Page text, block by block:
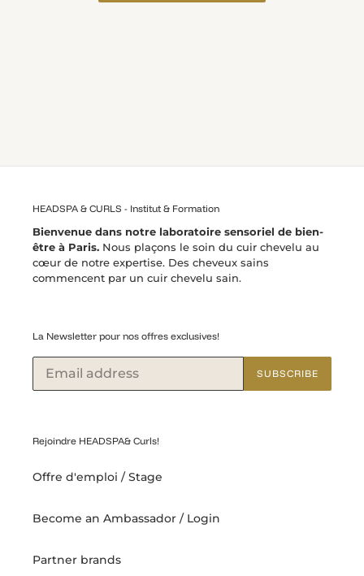
HEADSPA & CURLS - Institut & Formation
Bienvenue dans notre laboratoire sensoriel de bien-
être à Paris. Nous plaçons le soin du cuir chevelu au
cœur de notre expertise. Des cheveux sains
commencent par un cuir chevelu sain.
La Newsletter pour nos offres exclusives!
SUBSCRIBE
Rejoindre HEADSPA& Curls!
Offre d'emploi / Stage
Become an Ambassador / Login
Partner brands